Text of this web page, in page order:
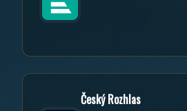
Český Rozhlas